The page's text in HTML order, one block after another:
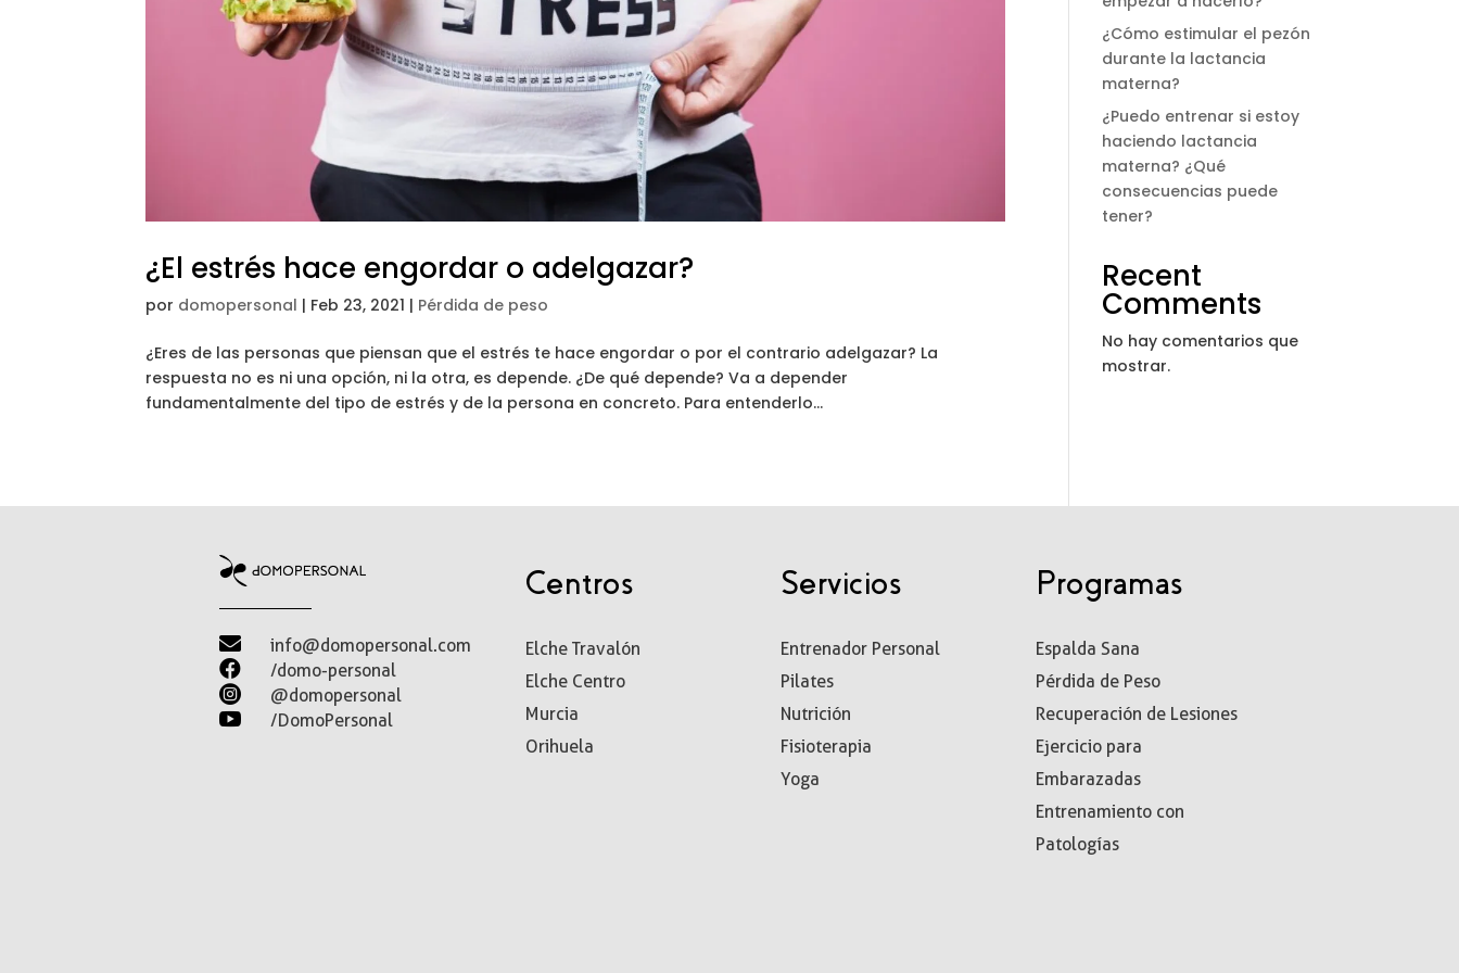
¿El estrés hace engordar o adelgazar?
por domopersonal | Feb 23, 2021 | Pérdida de peso
¿Eres de las personas que piensan que el estrés te hace engordar o por el contrario adelgazar? La
respuesta no es ni una opción, ni la otra, es depende. ¿De qué depende? Va a depender
fundamentalmente del tipo de estrés y de la persona en concreto. Para entenderlo...
¿Cómo estimular el pezón
durante la lactancia
materna?
¿Puedo entrenar si estoy
haciendo lactancia
materna? ¿Qué
consecuencias puede
tener?
Recent
Comments
No hay comentarios que
mostrar.
 info@domopersonal.com
 /domo-personal
 @domopersonal
 /DomoPersonal
Centros
Elche Travalón
Elche Centro
Murcia
Orihuela
Servicios
Entrenador Personal
Pilates
Nutrición
Fisioterapia
Yoga
Programas
Espalda Sana
Pérdida de Peso
Recuperación de Lesiones
Ejercicio para
Embarazadas
Entrenamiento con
Patologías